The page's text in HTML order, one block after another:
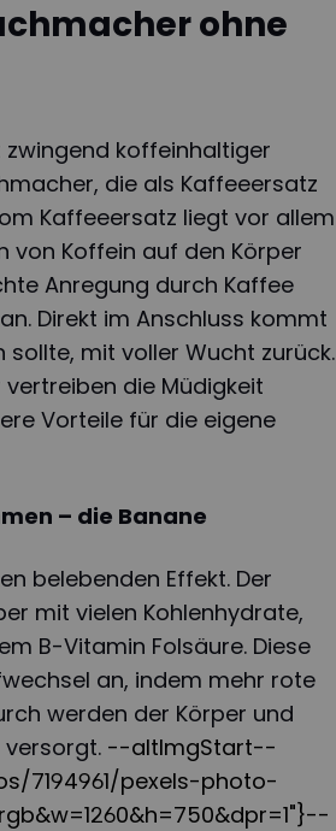
ohne
koffeinhaltiger
die als Kaffeeersatz
Kaffeeersatz liegt vor allem
von Koffein auf den Körper
Anregung durch Kaffee
Direkt im Anschluss kommt
mit voller Wucht zurück.
die Müdigkeit
Vorteile für die eigene
– die Banane
belebenden Effekt. Der
mit vielen Kohlenhydrate,
B-Vitamin Folsäure. Diese
an, indem mehr rote
werden der Körper und
--altImgStart--
7194961/pexels-photo-